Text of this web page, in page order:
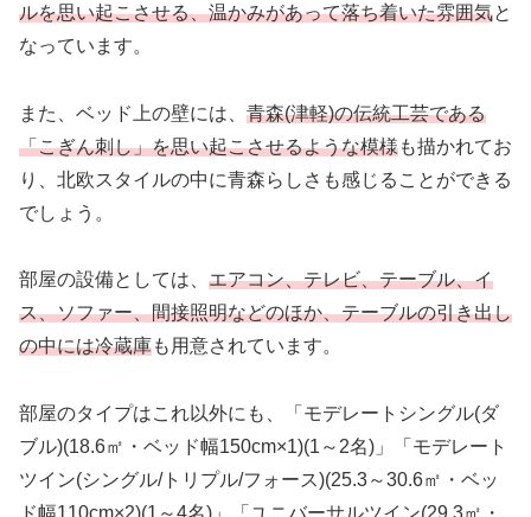
ルを思い起こさせる、温かみがあって落ち着いた雰囲気と
なっています。
また、ベッド上の壁には、 青森(津軽)の伝統工芸である
「こぎん刺し」を思い起こさせるような模様も描かれてお
り、北欧スタイルの中に青森らしさも感じることができる
でしょう。
部屋の設備としては、 エアコン、テレビ、テーブル、イ
ス、ソファー、間接照明などのほか、テーブルの引き出し
の中には冷蔵庫も用意されています。
部屋のタイプはこれ以外にも、「モデレートシングル(ダ
ブル)(18.6㎡・ベッド幅150cm×1)(1～2名)」「モデレート
ツイン(シングル/トリプル/フォース)(25.3～30.6㎡・ベッ